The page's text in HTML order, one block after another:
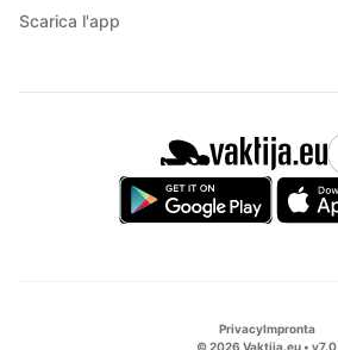
Scarica l'app
PrivacyImpronta
©2026 Vaktija.eu • v7.0